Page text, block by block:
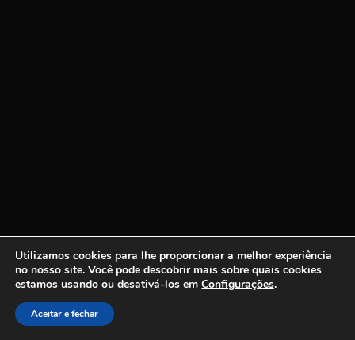
Utilizamos cookies para lhe proporcionar a melhor experiência
no nosso site. Você pode descobrir mais sobre quais cookies
estamos usando ou desativá-los em Configurações.
Aceitar e fechar